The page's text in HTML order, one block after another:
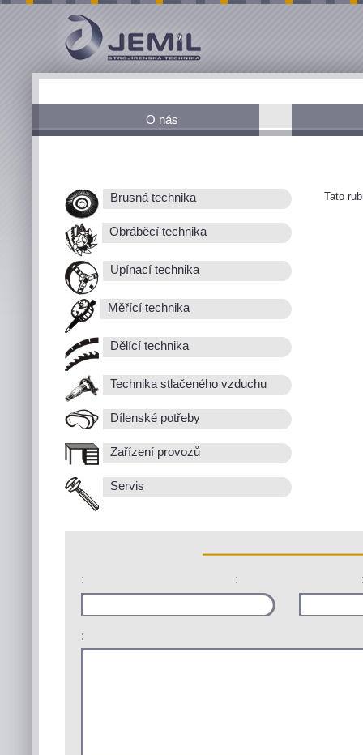
O nás
Brusná technika
Obráběcí technika
Upínací technika
Měřící technika
Dělící technika
Technika stlačeného vzduchu
Dílenské potřeby
Zařízení provozů
Servis
Tato
: :
: